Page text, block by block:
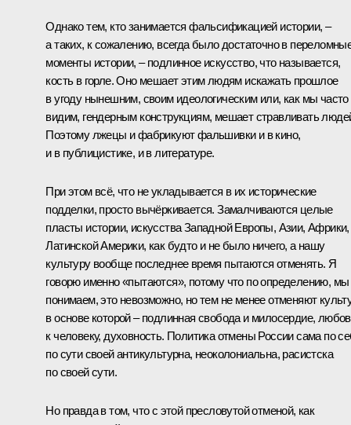
Однако тем, кто занимается фальсификацией истории, –
а таких, к сожалению, всегда было достаточно в
моменты истории, – подлинное искусство, что называется,
кость в горле. Оно мешает этим людям искажать прошлое
в угоду нынешним, своим идеологическим или, как мы часто
видим, гендерным конструкциям, мешает стравливать
Поэтому лжецы и фабрикуют фальшивки и в кино,
и в публицистике, и в литературе.
При этом всё, что не укладывается в их исторические
подделки, просто вычёркивается. Замалчиваются целые
пласты истории, искусства Западной Европы, Азии, Африки,
Латинской Америки, как будто и не было ничего, а нашу
культуру вообще последнее время пытаются отменять. Я
говорю именно «пытаются», потому что по определению, мы
понимаем, это невозможно, но тем не менее отменяют
в основе которой – подлинная свобода и милосердие,
к человеку, духовность. Политика отмены России сама по
по сути своей антикультурна, неоколониальна, расистска
по своей сути.
Но правда в том, что с этой пресловутой отменой, как